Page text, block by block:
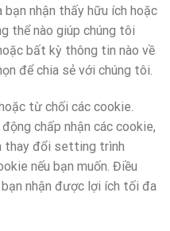
nhận thấy hữu ích hoặc
thể nào giúp chúng tôi
bất kỳ thông tin nào về
để chia sẻ với chúng tôi.
từ chối các cookie.
chấp nhận các cookie,
thay đổi setting trình
nếu bạn muốn. Điều
nhận được lợi ích tối đa